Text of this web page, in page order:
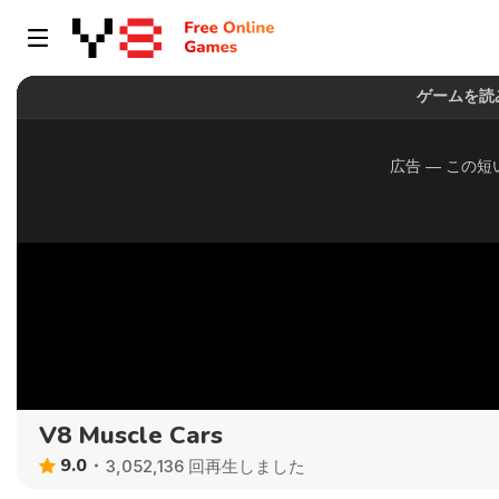
V8 Muscle Cars
9.0 3,052,136 回再生しました